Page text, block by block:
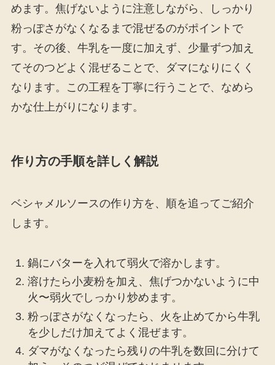
めます。焦げないように注意しながら、しっかり
粉っぽさがなくなるまで混ぜるのがポイントで
す。その後、牛乳を一度に加えず、少量ずつ加え
てそのつどよく混ぜることで、ダマになりにくく
なります。この工程を丁寧に行うことで、なめら
かな仕上がりになります。
作り方の手順を詳しく解説
ベシャメルソースの作り方を、順を追ってご紹介
します。
鍋にバターを入れて弱火で溶かします。
溶けたら小麦粉を加え、焦げつかないように中
火〜弱火でしっかり炒めます。
粉っぽさがなくなったら、火を止めてから牛乳
を少しだけ加えてよく混ぜます。
ダマがなくなったら残りの牛乳を数回に分けて